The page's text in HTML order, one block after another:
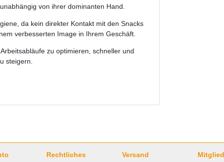
von ihrer dominanten Hand.
da kein direkter Kontakt mit den Snacks
verbesserten Image in Ihrem Geschäft.
zu optimieren, schneller und
steigern.
Rechtliches Versand